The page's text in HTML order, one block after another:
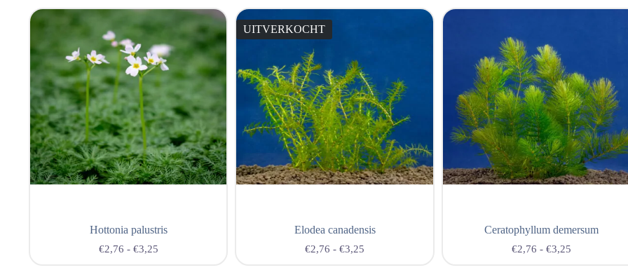
Hottonia palustris
€2,76 - €3,25
UITVERKOCHT
Elodea canadensis
€2,76 -€3,25
Ceratophyllum demersum
€2,76 -€3,25